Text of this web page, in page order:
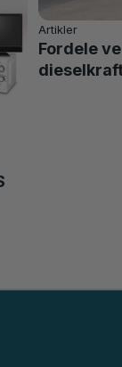
Artikler
Fordele